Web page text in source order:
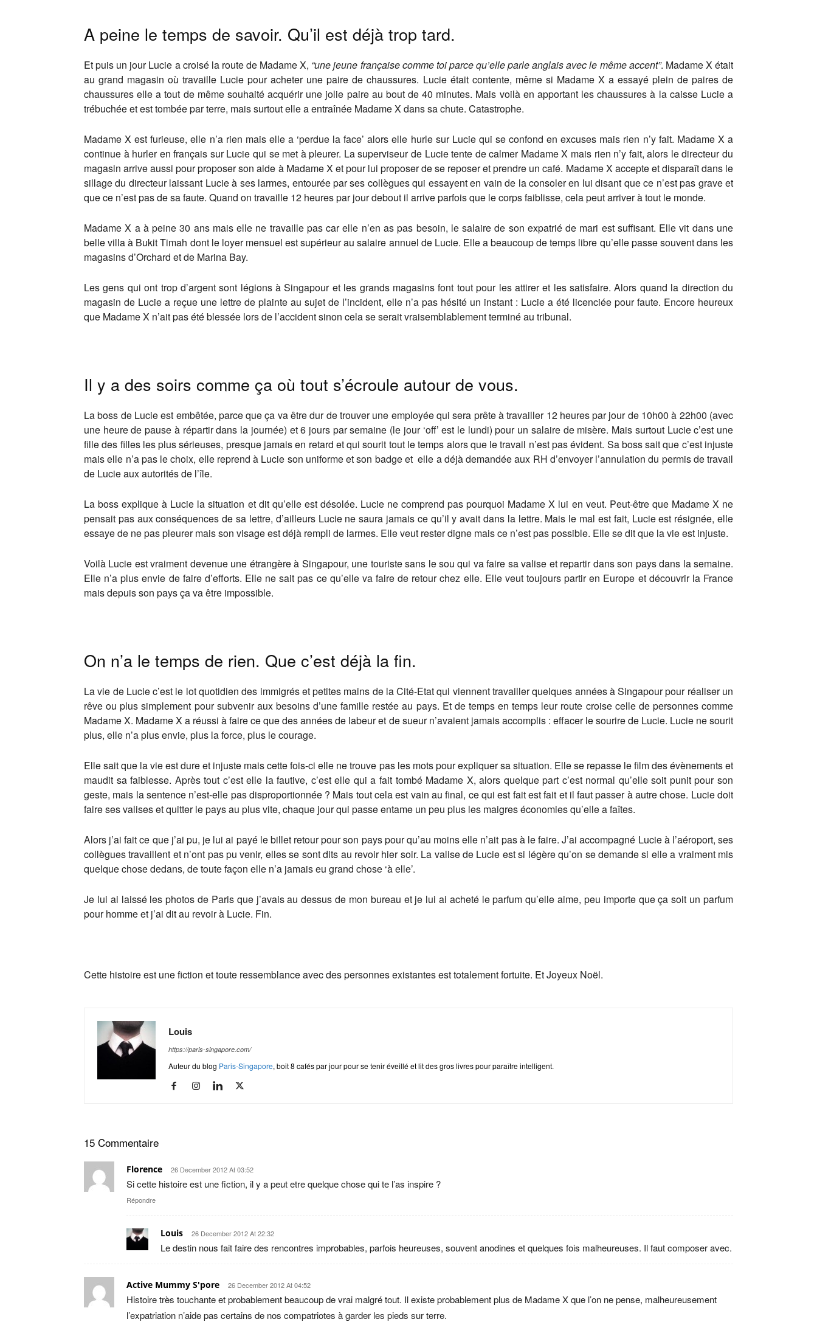
A peine le temps de savoir. Qu’il est déjà trop tard.
Et puis un jour Lucie a croisé la route de Madame X, “une jeune française comme toi parce qu’elle parle anglais avec le même accent”. Madame X était
au grand magasin où travaille Lucie pour acheter une paire de chaussures. Lucie était contente, même si Madame X a essayé plein de paires de
chaussures elle a tout de même souhaité acquérir une jolie paire au bout de 40 minutes. Mais voilà en apportant les chaussures à la caisse Lucie a
trébuchée et est tombée par terre, mais surtout elle a entraînée Madame X dans sa chute. Catastrophe.
Madame X est furieuse, elle n’a rien mais elle a ‘perdue la face’ alors elle hurle sur Lucie qui se confond en excuses mais rien n’y fait. Madame X a
continue à hurler en français sur Lucie qui se met à pleurer. La superviseur de Lucie tente de calmer Madame X mais rien n’y fait, alors le directeur du
magasin arrive aussi pour proposer son aide à Madame X et pour lui proposer de se reposer et prendre un café. Madame X accepte et disparaît dans le
sillage du directeur laissant Lucie à ses larmes, entourée par ses collègues qui essayent en vain de la consoler en lui disant que ce n’est pas grave et
que ce n’est pas de sa faute. Quand on travaille 12 heures par jour debout il arrive parfois que le corps faiblisse, cela peut arriver à tout le monde.
Madame X a à peine 30 ans mais elle ne travaille pas car elle n’en as pas besoin, le salaire de son expatrié de mari est suffisant. Elle vit dans une
belle villa à Bukit Timah dont le loyer mensuel est supérieur au salaire annuel de Lucie. Elle a beaucoup de temps libre qu’elle passe souvent dans les
magasins d’Orchard et de Marina Bay.
Les gens qui ont trop d’argent sont légions à Singapour et les grands magasins font tout pour les attirer et les satisfaire. Alors quand la direction du
magasin de Lucie a reçue une lettre de plainte au sujet de l’incident, elle n’a pas hésité un instant : Lucie a été licenciée pour faute. Encore heureux
que Madame X n’ait pas été blessée lors de l’accident sinon cela se serait vraisemblablement terminé au tribunal.
Il y a des soirs comme ça où tout s’écroule autour de vous.
La boss de Lucie est embêtée, parce que ça va être dur de trouver une employée qui sera prête à travailler 12 heures par jour de 10h00 à 22h00 (avec
une heure de pause à répartir dans la journée) et 6 jours par semaine (le jour ‘off’ est le lundi) pour un salaire de misère. Mais surtout Lucie c’est une
fille des filles les plus sérieuses, presque jamais en retard et qui sourit tout le temps alors que le travail n’est pas évident. Sa boss sait que c’est injuste
mais elle n’a pas le choix, elle reprend à Lucie son uniforme et son badge et elle a déjà demandée aux RH d’envoyer l’annulation du permis de travail
de Lucie aux autorités de l’île.
La boss explique à Lucie la situation et dit qu’elle est désolée. Lucie ne comprend pas pourquoi Madame X lui en veut. Peut-être que Madame X ne
pensait pas aux conséquences de sa lettre, d’ailleurs Lucie ne saura jamais ce qu’il y avait dans la lettre. Mais le mal est fait, Lucie est résignée, elle
essaye de ne pas pleurer mais son visage est déjà rempli de larmes. Elle veut rester digne mais ce n’est pas possible. Elle se dit que la vie est injuste.
Voilà Lucie est vraiment devenue une étrangère à Singapour, une touriste sans le sou qui va faire sa valise et repartir dans son pays dans la semaine.
Elle n’a plus envie de faire d’efforts. Elle ne sait pas ce qu’elle va faire de retour chez elle. Elle veut toujours partir en Europe et découvrir la France
mais depuis son pays ça va être impossible.
On n’a le temps de rien. Que c’est déjà la fin.
La vie de Lucie c’est le lot quotidien des immigrés et petites mains de la Cité-Etat qui viennent travailler quelques années à Singapour pour réaliser un
rêve ou plus simplement pour subvenir aux besoins d’une famille restée au pays. Et de temps en temps leur route croise celle de personnes comme
Madame X. Madame X a réussi à faire ce que des années de labeur et de sueur n’avaient jamais accomplis : effacer le sourire de Lucie. Lucie ne sourit
plus, elle n’a plus envie, plus la force, plus le courage.
Elle sait que la vie est dure et injuste mais cette fois-ci elle ne trouve pas les mots pour expliquer sa situation. Elle se repasse le film des évènements et
maudit sa faiblesse. Après tout c’est elle la fautive, c’est elle qui a fait tombé Madame X, alors quelque part c’est normal qu’elle soit punit pour son
geste, mais la sentence n’est-elle pas disproportionnée ? Mais tout cela est vain au final, ce qui est fait est fait et il faut passer à autre chose. Lucie doit
faire ses valises et quitter le pays au plus vite, chaque jour qui passe entame un peu plus les maigres économies qu’elle a faîtes.
Alors j’ai fait ce que j’ai pu, je lui ai payé le billet retour pour son pays pour qu’au moins elle n’ait pas à le faire. J’ai accompagné Lucie à l’aéroport, ses
collègues travaillent et n’ont pas pu venir, elles se sont dits au revoir hier soir. La valise de Lucie est si légère qu’on se demande si elle a vraiment mis
quelque chose dedans, de toute façon elle n’a jamais eu grand chose ‘à elle’.
Je lui ai laissé les photos de Paris que j’avais au dessus de mon bureau et je lui ai acheté le parfum qu’elle aime, peu importe que ça soit un parfum
pour homme et j’ai dit au revoir à Lucie. Fin.
Cette histoire est une fiction et toute ressemblance avec des personnes existantes est totalement fortuite. Et Joyeux Noël.
Louis
https://paris-singapore.com/
Auteur du blog Paris-Singapore, boit 8 cafés par jour pour se tenir éveillé et lit des gros livres pour paraître intelligent.
15 Commentaire
Florence 26 December 2012 At 03:52
Si cette histoire est une fiction, il y a peut etre quelque chose qui te l’as inspire ?
Répondre
Louis 26 December 2012 At 22:32
Le destin nous fait faire des rencontres improbables, parfois heureuses, souvent anodines et quelques fois malheureuses. Il faut composer avec.
Active Mummy S'pore 26 December 2012 At 04:52
Histoire très touchante et probablement beaucoup de vrai malgré tout. Il existe probablement plus de Madame X que l’on ne pense, malheureusement
l’expatriation n’aide pas certains de nos compatriotes à garder les pieds sur terre.